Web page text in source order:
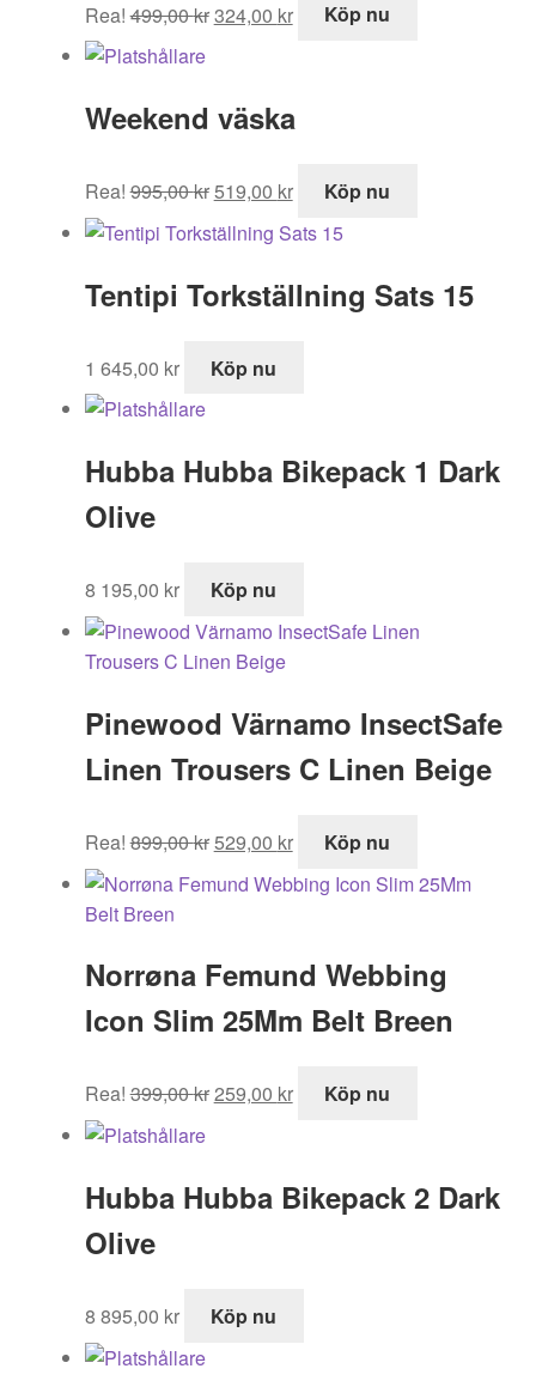
Rea! 499,00kr
ursprungliga
499,00 kr.
324,00 kr
nuvarande
324,00 kr.
Köp nu
Weekend väska
Rea! 995,00kr
ursprungliga
priset
995,00 kr.
519,00 kr
nuvarande
priset
519,00 kr.
Köp nu
Tentipi Torkställning Sats 15
1 645,00 kr Köp nu
Hubba Hubba Bikepack 1 Dark
Olive
8 195,00 kr Köp nu
Pinewood Värnamo InsectSafe
Linen Trousers C Linen Beige
Rea! 899,00kr
ursprungliga
priset
529,00 kr
nuvarande
priset
Köp nu
Norrøna Femund Webbing
Icon Slim 25Mm Belt Breen
Rea! 399,00kr
ursprungliga
399,00 kr.
259,00 kr
nuvarande
259,00 kr.
Köp nu
Hubba Hubba Bikepack 2 Dark
Olive
8 895,00 kr Köp nu